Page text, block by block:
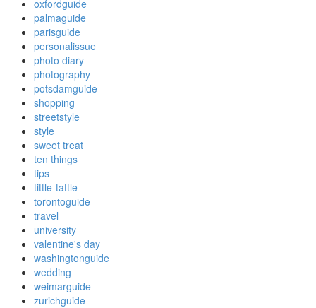
oxfordguide
palmaguide
parisguide
personalissue
photo diary
photography
potsdamguide
shopping
streetstyle
style
sweet treat
ten things
tips
tittle-tattle
torontoguide
travel
university
valentine's day
washingtonguide
wedding
weimarguide
zurichguide